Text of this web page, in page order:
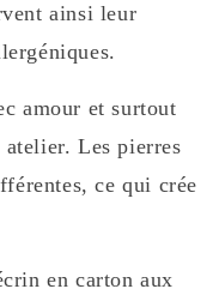
ainsi leur
amour et surtout
Les pierres
ce qui crée
en carton aux